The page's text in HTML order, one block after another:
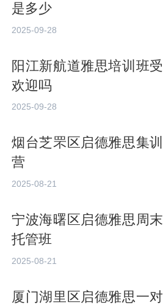
是多少
2025-09-28
阳江新航道雅思培训班受
欢迎吗
2025-09-28
烟台芝罘区启德雅思集训
营
2025-08-21
宁波海曙区启德雅思周末
托管班
2025-08-21
厦门湖里区启德雅思一对